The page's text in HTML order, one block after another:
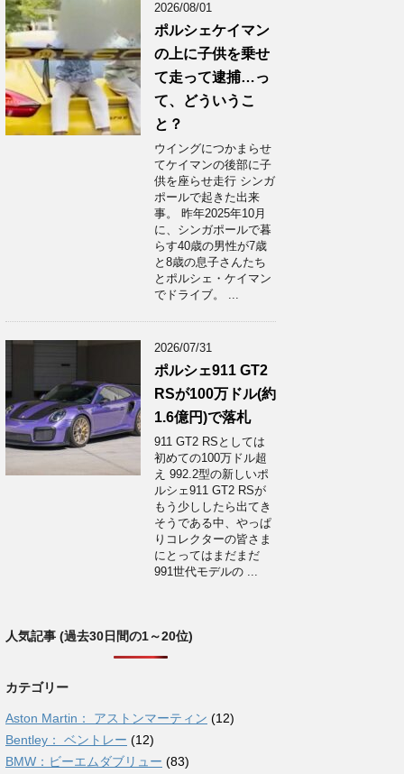
2026/08/01
ポルシェケイマン
の上に子供を乗せ
て走って逮捕…っ
て、どういうこ
と？
ウイングにつかまらせ
てケイマンの後部に子
供を座らせ走行 シンガ
ポールで起きた出来
事。 昨年2025年10月
に、シンガポールで暮
らす40歳の男性が7歳
と8歳の息子さんたち
とポルシェ・ケイマン
でドライブ。 ...
2026/07/31
ポルシェ911 GT2
RSが100万ドル(約
1.6億円)で落札
911 GT2 RSとしては
初めての100万ドル超
え 992.2型の新しいポ
ルシェ911 GT2 RSが
もう少ししたら出てき
そうである中、やっぱ
りコレクターの皆さま
にとってはまだまだ
991世代モデルの ...
人気記事 (過去30日間の1～20位)
カテゴリー
Aston Martin： アストンマーティン (12)
Bentley： ベントレー (12)
BMW：ビーエムダブリュー (83)